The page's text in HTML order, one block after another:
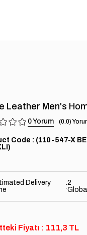
Leather Men's
0 0.0
(110-547-X
Delivery
:2
Fiyatı : 111,3 TL